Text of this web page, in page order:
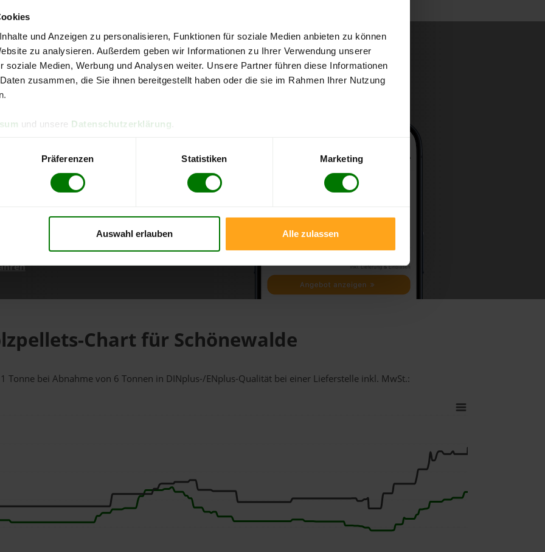
und Anzeigen zu personalisieren, Funktionen für soziale Medien anbieten zu können
zu analysieren. Außerdem geben wir Informationen zu Ihrer Verwendung unserer
soziale Medien, Werbung und Analysen weiter. Unsere Partner führen diese Informationen
zusammen, die Sie ihnen bereitgestellt haben oder die sie im Rahmen Ihrer Nutzung
und unsere Datenschutzerklärung
Präferenzen Statistiken Marketing
Auswahl erlauben Alle zulassen
kostenlose
direkt online bestellen
aktuellen Stand
Chart für Schönewalde
Tonne bei Abnahmevon 6 Tonnen in DINplus-/ENplus-Qualität bei einer Lieferstelle inkl. MwSt.: